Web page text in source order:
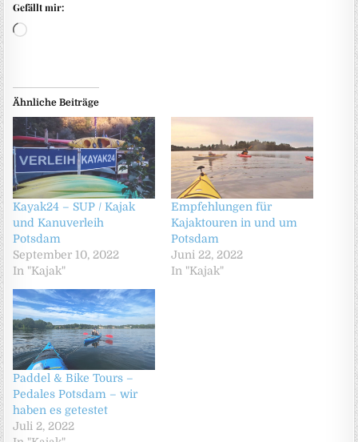
Gefällt mir:
Wird geladen …
Ähnliche Beiträge
Kayak24 – SUP / Kajak
und Kanuverleih
Potsdam
September 10, 2022
In "Kajak"
Empfehlungen für
Kajaktouren in und um
Potsdam
Juni 22, 2022
In "Kajak"
Paddel & Bike Tours –
Pedales Potsdam – wir
haben es getestet
Juli 2, 2022